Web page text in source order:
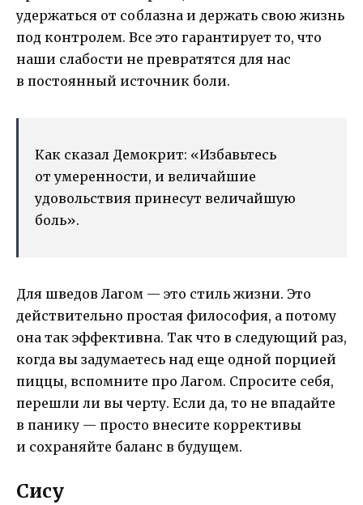
удержаться от соблазна и держать свою жизнь
под контролем. Все это гарантирует то, что
наши слабости не превратятся для нас
в постоянный источник боли.
Как сказал Демокрит: «Избавьтесь
от умеренности, и величайшие
удовольствия принесут величайшую
боль».
Для шведов Лагом — это стиль жизни. Это
действительно простая философия, а потому
она так эффективна. Так что в следующий раз,
когда вы задумаетесь над еще одной порцией
пиццы, вспомните про Лагом. Спросите себя,
перешли ли вы черту. Если да, то не впадайте
в панику — просто внесите коррективы
и сохраняйте баланс в будущем.
Сису